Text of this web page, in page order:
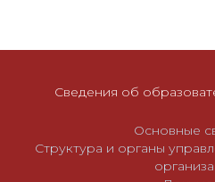
Сведения об
Основные
Структура и органы